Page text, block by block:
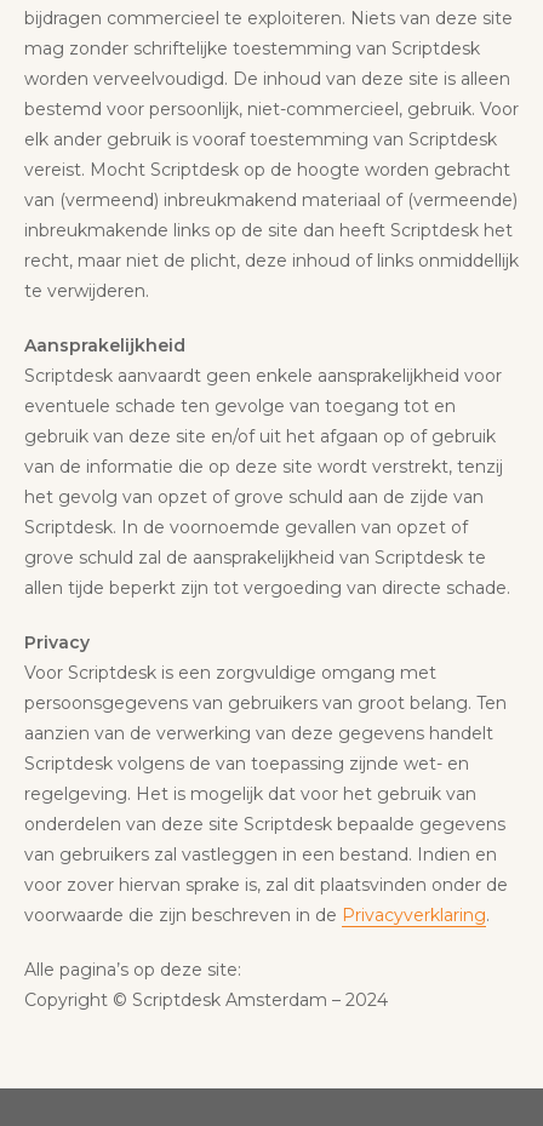
bijdragen commercieel te exploiteren. Niets van deze site
mag zonder schriftelijke toestemming van Scriptdesk
worden verveelvoudigd. De inhoud van deze site is alleen
bestemd voor persoonlijk, niet-commercieel, gebruik. Voor
elk ander gebruik is vooraf toestemming van Scriptdesk
vereist. Mocht Scriptdesk op de hoogte worden gebracht
van (vermeend) inbreukmakend materiaal of (vermeende)
inbreukmakende links op de site dan heeft Scriptdesk het
recht, maar niet de plicht, deze inhoud of links onmiddellijk
te verwijderen.
Aansprakelijkheid
Scriptdesk aanvaardt geen enkele aansprakelijkheid voor
eventuele schade ten gevolge van toegang tot en
gebruik van deze site en/of uit het afgaan op of gebruik
van de informatie die op deze site wordt verstrekt, tenzij
het gevolg van opzet of grove schuld aan de zijde van
Scriptdesk. In de voornoemde gevallen van opzet of
grove schuld zal de aansprakelijkheid van Scriptdesk te
allen tijde beperkt zijn tot vergoeding van directe schade.
Privacy
Voor Scriptdesk is een zorgvuldige omgang met
persoonsgegevens van gebruikers van groot belang. Ten
aanzien van de verwerking van deze gegevens handelt
Scriptdesk volgens de van toepassing zijnde wet- en
regelgeving. Het is mogelijk dat voor het gebruik van
onderdelen van deze site Scriptdesk bepaalde gegevens
van gebruikers zal vastleggen in een bestand. Indien en
voor zover hiervan sprake is, zal dit plaatsvinden onder de
voorwaarde die zijn beschreven in de Privacyverklaring.
Alle pagina’s op deze site:
Copyright © Scriptdesk Amsterdam – 2024